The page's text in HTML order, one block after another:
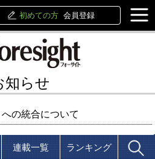
初めての方 会員登録
知らせ
の統合について
連載一覧 ランキング